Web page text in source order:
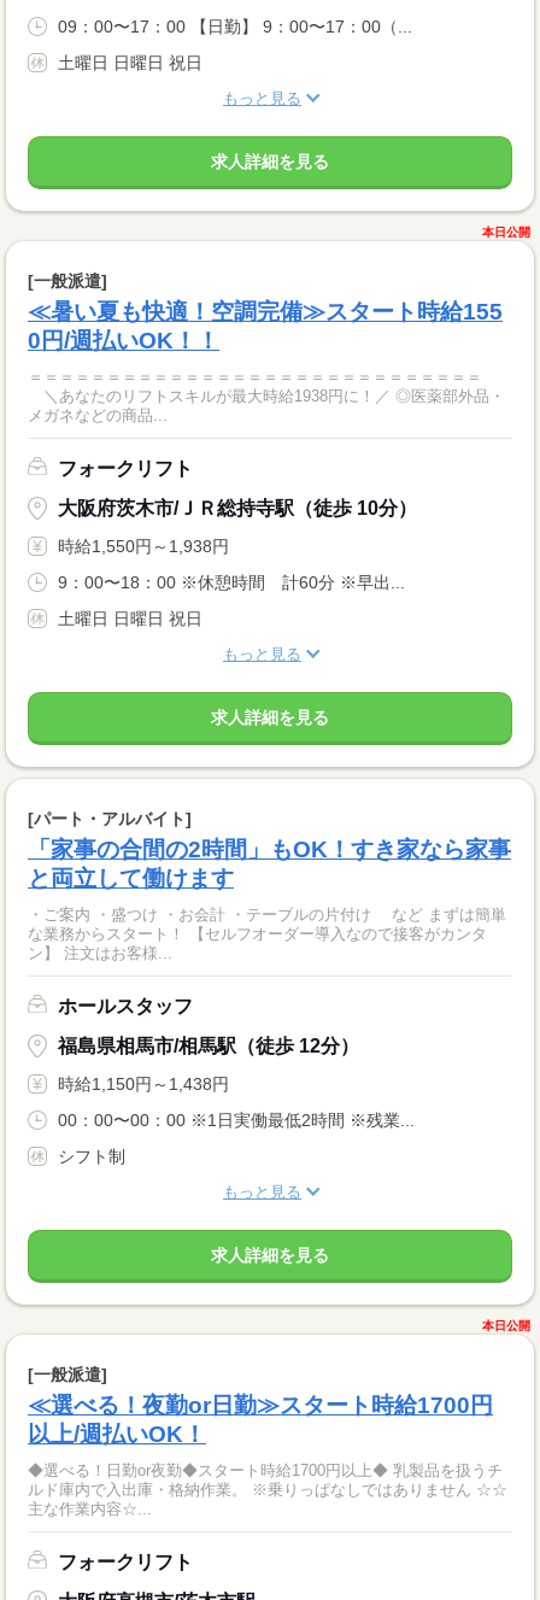
09：00〜17：00 【日勤】 9：00〜17：00（...
土曜日 日曜日 祝日
もっと見る
求人詳細を見る
本日公開
[一般派遣]
≪暑い夏も快適！空調完備≫スタート時給155
0円/週払いOK！！
＝＝＝＝＝＝＝＝＝＝＝＝＝＝＝＝＝＝＝＝＝＝＝＝＝＝＝＝＝
＼あなたのリフトスキルが最大時給1938円に！／ ◎医薬部外品・
メガネなどの商品...
フォークリフト
大阪府茨木市/ＪＲ総持寺駅（徒歩 10分）
時給1,550円～1,938円
9：00〜18：00 ※休憩時間 計60分 ※早出...
土曜日 日曜日 祝日
もっと見る
求人詳細を見る
[パート・アルバイト]
「家事の合間の2時間」もOK！すき家なら家事
と両立して働けます
・ご案内 ・盛つけ ・お会計 ・テーブルの片付け など まずは簡単
な業務からスタート！ 【セルフオーダー導入なので接客がカンタ
ン】 注文はお客様...
ホールスタッフ
福島県相馬市/相馬駅（徒歩 12分）
時給1,150円～1,438円
00：00〜00：00 ※1日実働最低2時間 ※残業...
シフト制
もっと見る
求人詳細を見る
本日公開
[一般派遣]
≪選べる！夜勤or日勤≫スタート時給1700円
以上/週払いOK！
◆選べる！日勤or夜勤◆スタート時給1700円以上◆ 乳製品を扱うチ
ルド庫内で入出庫・格納作業。 ※乗りっぱなしではありません ☆☆
主な作業内容☆...
フォークリフト